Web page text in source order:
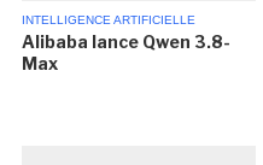
INTELLIGENCE ARTIFICIELLE
Alibaba lance Qwen 3.8-
Max